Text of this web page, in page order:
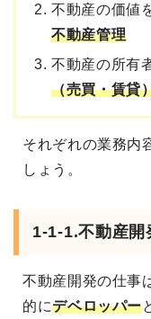
不動産の価値
不動産管理
不動産の所有
（売買・賃貸
それぞれの業務内
しょう。
1-1-1.不動産開
不動産開発の仕事
的にデベロッパー